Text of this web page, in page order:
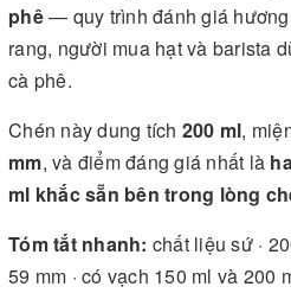
phê— quy trình đánh giá
rang, người mua hạt và barista
cà phê.
Chén này dung tích 200 ml,
mm, và điểm đáng giá nhất là
ml khắc sẵn bên trong lòng
Tóm tắt nhanh: chất liệu sứ ·
59 mm · có vạch 150 ml và 200